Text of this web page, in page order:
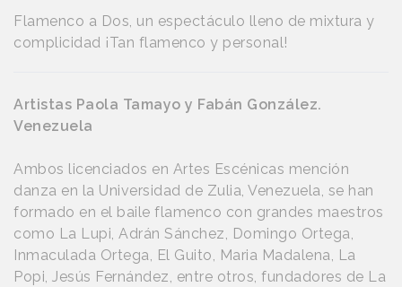
Flamenco a Dos, un espectáculo lleno de mixtura y
complicidad ¡Tan flamenco y personal!
Artistas Paola Tamayo y Fabán González.
Venezuela
Ambos licenciados en Artes Escénicas mención
danza en la Universidad de Zulia, Venezuela, se han
formado en el baile flamenco con grandes maestros
como La Lupi, Adrán Sánchez, Domingo Ortega,
Inmaculada Ortega, El Guito, Maria Madalena, La
Popi, Jesús Fernández, entre otros, fundadores de La